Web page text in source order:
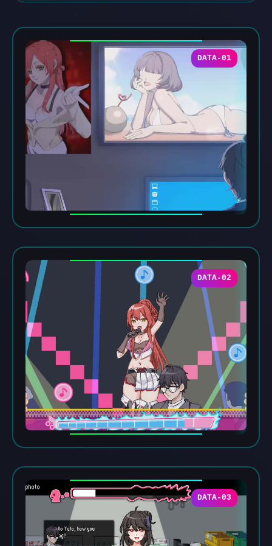
DATA-01
DATA-02
DATA-03